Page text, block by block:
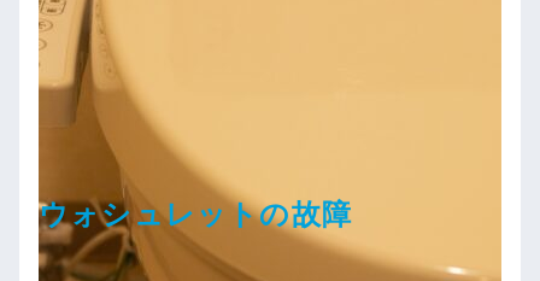
ウォシュレットの故障